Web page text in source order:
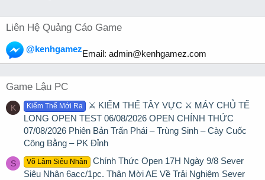
Liên Hệ Quảng Cáo Game
@kenhgamezEmail: admin@kenhgamez.com
Game Lậu PC
K Kiếm Thế Mới Ra
⚔️ KIẾM THẾ TÂY VỰC ⚔️ MÁY CHỦ TẾ
LONG OPEN TEST 06/08/2026 OPEN CHÍNH THỨC
07/08/2026 Phiên Bản Trấn Phái – Trùng Sinh – Cày Cuốc
Công Bằng – PK Đỉnh
S Võ Lâm Siêu Nhân
Chính Thức Open 17H Ngày 9/8 Sever
Siêu Nhân 6acc/1pc. Thân Mời AE Về Trải Nghiệm Sever